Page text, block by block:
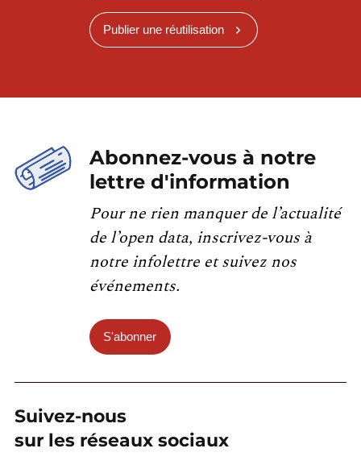
Publier une réutilisation
Abonnez-vous à notre
lettre d'information
Pour ne rien manquer de l’actualité
de l’open data, inscrivez-vous à
notre infolettre et suivez nos
événements.
S'abonner
Suivez-nous
sur les réseaux sociaux